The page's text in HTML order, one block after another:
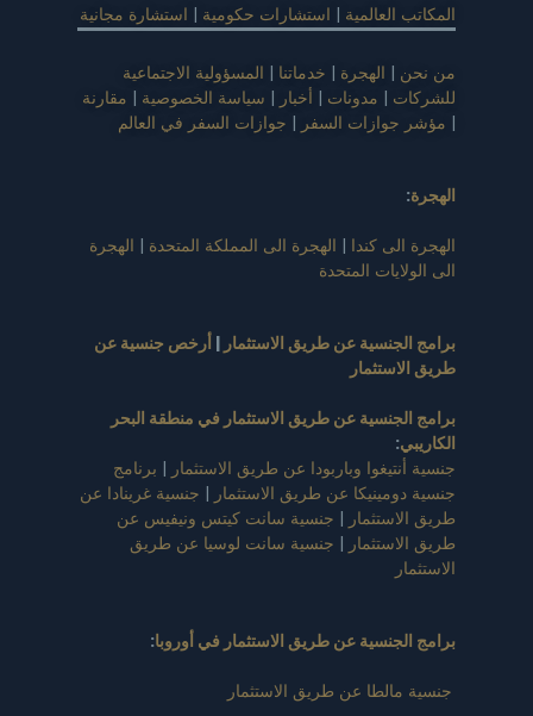
المكاتب العالمية | استشارات حكومية | استشارة مجانية
من نحن | الهجرة | خدماتنا | المسؤولية الاجتماعية
للشركات | مدونات | أخبار | سياسة الخصوصية | مقارنة
| مؤشر جوازات السفر | جوازات السفر في العالم
الهجرة:
الهجرة الى كندا | الهجرة الى المملكة المتحدة | الهجرة
الى الولايات المتحدة
برامج الجنسية عن طريق الاستثمار | أرخص جنسية عن
طريق الاستثمار
برامج الجنسية عن طريق الاستثمار في منطقة البحر
الكاريبي:
جنسية أنتيغوا وباربودا عن طريق الاستثمار | برنامج
جنسية دومينيكا عن طريق الاستثمار | جنسية غرينادا عن
طريق الاستثمار | جنسية سانت كيتس ونيفيس عن
طريق الاستثمار | جنسية سانت لوسيا عن طريق
الاستثمار
برامج الجنسية عن طريق الاستثمار في أوروبا:
جنسية مالطا عن طريق الاستثمار